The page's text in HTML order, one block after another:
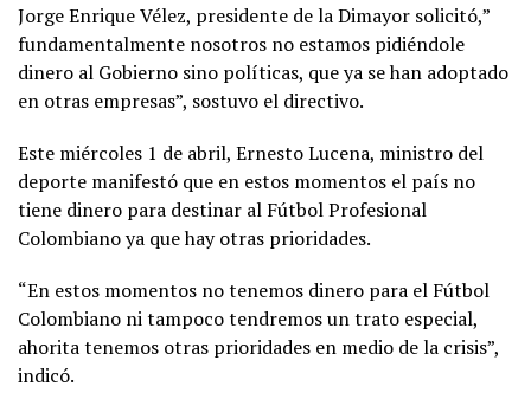
Jorge Enrique Vélez, presidente de la Dimayor solicitó,”
fundamentalmente nosotros no estamos pidiéndole
dinero al Gobierno sino políticas, que ya se han adoptado
en otras empresas”, sostuvo el directivo.
Este miércoles 1 de abril, Ernesto Lucena, ministro del
deporte manifestó que en estos momentos el país no
tiene dinero para destinar al Fútbol Profesional
Colombiano ya que hay otras prioridades.
“En estos momentos no tenemos dinero para el Fútbol
Colombiano ni tampoco tendremos un trato especial,
ahorita tenemos otras prioridades en medio de la crisis”,
indicó.